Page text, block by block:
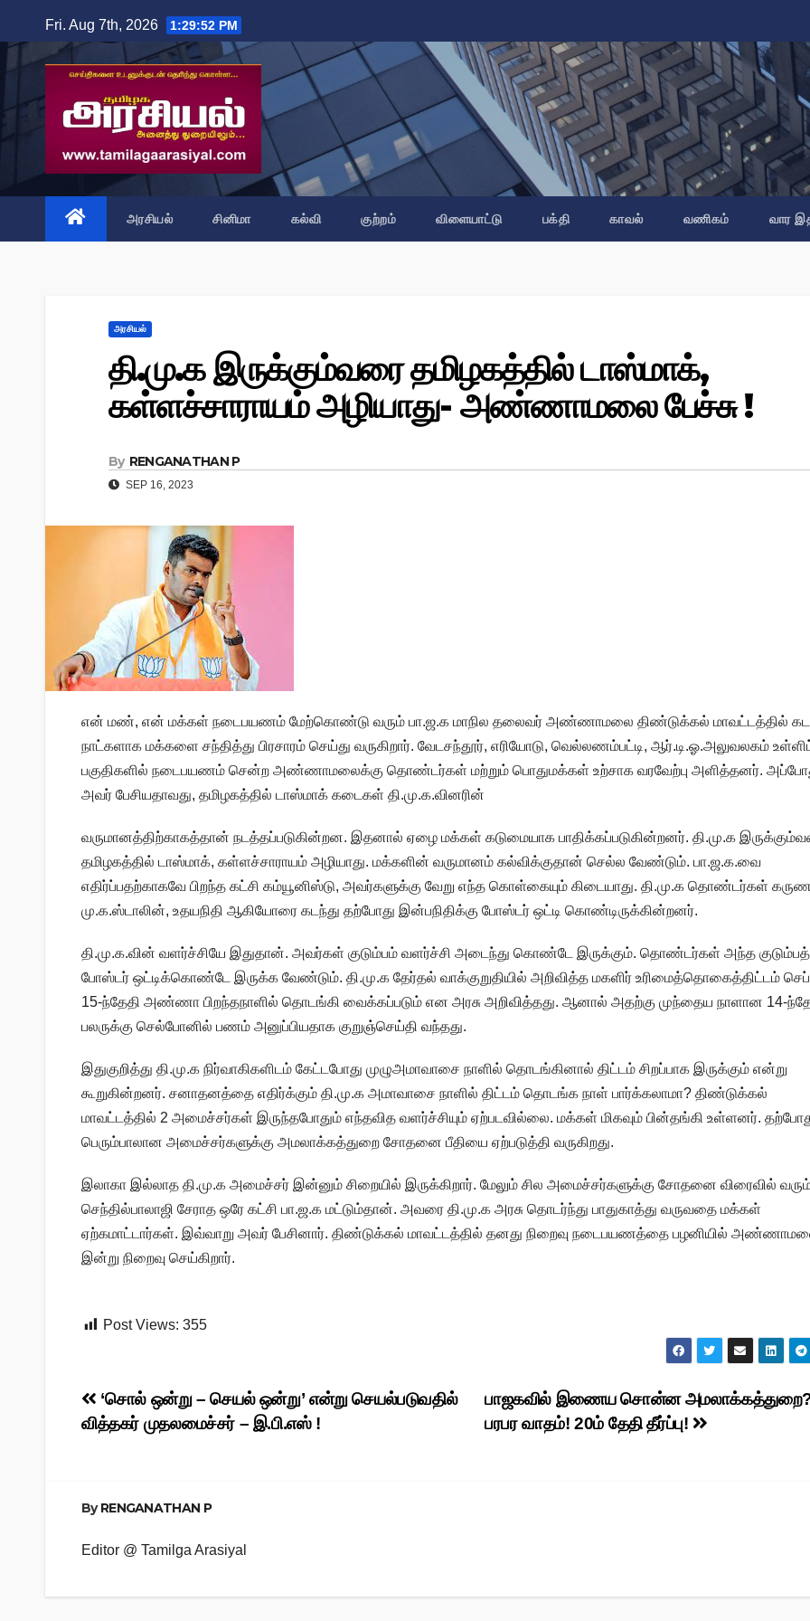
to
content
Fri. Aug 7th, 2026 1:29:52 PM
அரசியல் சினிமா கல்வி குற்றம் விளையாட்டு பக்தி காவல் வணிகம் வார
அரசியல்
தி.மு.க இருக்கும்வரை தமிழகத்தில் டாஸ்மாக்,
கள்ளச்சாராயம் அழியாது- அண்ணாமலை பேச்சு !
By RENGANATHAN P
SEP 16, 2023
என் மண், என் மக்கள் நடைபயணம் மேற்கொண்டு வரும் பா.ஜ.க மாநில தலைவர் அண்ணாமலை திண்டுக்கல் மாவட்டத்தில்
நாட்களாக மக்களை சந்தித்து பிரசாரம் செய்து வருகிறார். வேடசந்தூர், எரியோடு, வெல்லணம்பட்டி, ஆர்.டி.ஓ.அலுவலகம்
பகுதிகளில் நடைபயணம் சென்ற அண்ணாமலைக்கு தொண்டர்கள் மற்றும் பொதுமக்கள் உற்சாக வரவேற்பு அளித்தனர்.
அவர் பேசியதாவது, தமிழகத்தில் டாஸ்மாக் கடைகள் தி.மு.க.வினரின்
வருமானத்திற்காகத்தான் நடத்தப்படுகின்றன. இதனால் ஏழை மக்கள் கடுமையாக பாதிக்கப்படுகின்றனர். தி.மு.க
தமிழகத்தில் டாஸ்மாக், கள்ளச்சாராயம் அழியாது. மக்களின் வருமானம் கல்விக்குதான் செல்ல வேண்டும். பா.ஜ.க.வை
எதிர்ப்பதற்காகவே பிறந்த கட்சி கம்யூனிஸ்டு, அவர்களுக்கு வேறு எந்த கொள்கையும் கிடையாது. தி.மு.க தொண்டர்கள்
மு.க.ஸ்டாலின், உதயநிதி ஆகியோரை கடந்து தற்போது இன்பநிதிக்கு போஸ்டர் ஒட்டி கொண்டிருக்கின்றனர்.
தி.மு.க.வின் வளர்ச்சியே இதுதான். அவர்கள் குடும்பம் வளர்ச்சி அடைந்து கொண்டே இருக்கும். தொண்டர்கள் அந்த
போஸ்டர் ஒட்டிக்கொண்டே இருக்க வேண்டும். தி.மு.க தேர்தல் வாக்குறுதியில் அறிவித்த மகளிர் உரிமைத்தொகைத்திட்டம்
15-ந்தேதி அண்ணா பிறந்தநாளில் தொடங்கி வைக்கப்படும் என அரசு அறிவித்தது. ஆனால் அதற்கு முந்தைய நாளான 14-
பலருக்கு செல்போனில் பணம் அனுப்பியதாக குறுஞ்செய்தி வந்தது.
இதுகுறித்து தி.மு.க நிர்வாகிகளிடம் கேட்டபோது முழுஅமாவாசை நாளில் தொடங்கினால் திட்டம் சிறப்பாக இருக்கும் என்று
கூறுகின்றனர். சனாதனத்தை எதிர்க்கும் தி.மு.க அமாவாசை நாளில் திட்டம் தொடங்க நாள் பார்க்கலாமா? திண்டுக்கல்
மாவட்டத்தில் 2 அமைச்சர்கள் இருந்தபோதும் எந்தவித வளர்ச்சியும் ஏற்படவில்லை. மக்கள் மிகவும் பின்தங்கி உள்ளனர்.
பெரும்பாலான அமைச்சர்களுக்கு அமலாக்கத்துறை சோதனை பீதியை ஏற்படுத்தி வருகிறது.
இலாகா இல்லாத தி.மு.க அமைச்சர் இன்னும் சிறையில் இருக்கிறார். மேலும் சில அமைச்சர்களுக்கு சோதனை விரைவில்
செந்தில்பாலாஜி சேராத ஒரே கட்சி பா.ஜ.க மட்டும்தான். அவரை தி.மு.க அரசு தொடர்ந்து பாதுகாத்து வருவதை மக்கள்
ஏற்கமாட்டார்கள். இவ்வாறு அவர் பேசினார். திண்டுக்கல் மாவட்டத்தில் தனது நிறைவு நடைபயணத்தை பழனியில்
இன்று நிறைவு செய்கிறார்.
Post Views: 355
Post
navigation
பாஜகவில் இணைய சொன்ன
பரபர வாதம்! 20ம் தேதி தீர்ப்பு!
‘சொல் ஒன்று – செயல் ஒன்று’ என்று செயல்படுவதில்
வித்தகர் முதலமைச்சர் – இ.பி.எஸ் !
ByRENGANATHAN P
Editor @ Tamilga Arasiyal